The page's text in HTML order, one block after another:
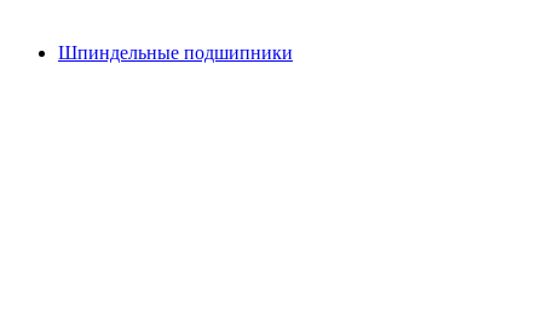
Шпиндельные подшипники